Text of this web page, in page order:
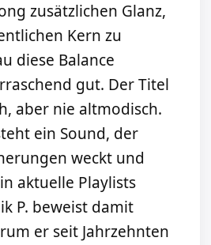
zusätzlichen Glanz,
Kern zu
diese Balance
gut. Der Titel
aber nie altmodisch.
ein Sound, der
weckt und
aktuelle Playlists
P. beweist damit
er seit Jahrzehnten